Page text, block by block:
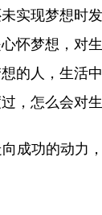
实现梦想时
怀梦想，对
的人，生活
，怎么会对
成功的动力